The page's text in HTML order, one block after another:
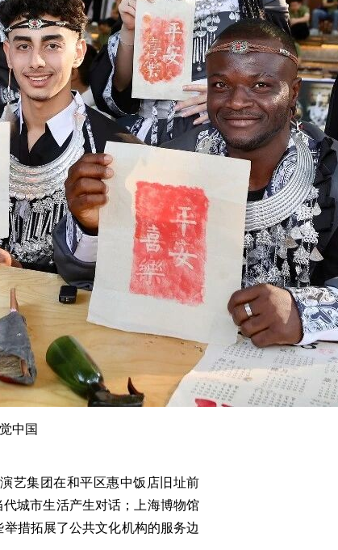
中国
艺集团在和平区惠中饭店旧址前
城市生活产生对话；上海博物馆
措拓展了公共文化机构的服务边